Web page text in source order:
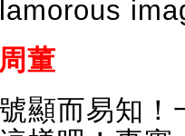
董
顯而易知